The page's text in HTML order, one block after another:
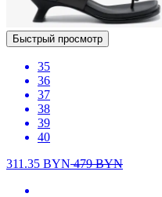
Быстрый просмотр
35
36
37
38
39
40
311.35 BYN479BYN